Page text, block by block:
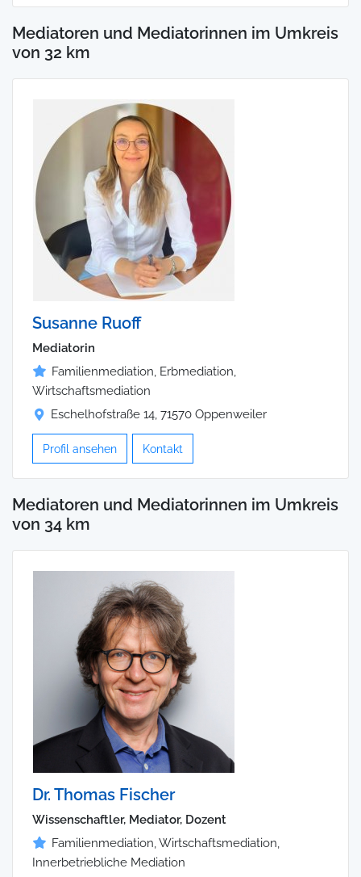
Mediatoren und Mediatorinnen im Umkreis
von 32 km
Susanne Ruoff
Mediatorin
Familienmediation, Erbmediation,
Wirtschaftsmediation
Eschelhofstraße 14, 71570 Oppenweiler
Profil ansehen Kontakt
Mediatoren und Mediatorinnen im Umkreis
von 34 km
Dr. Thomas Fischer
Wissenschaftler, Mediator, Dozent
Familienmediation, Wirtschaftsmediation,
Innerbetriebliche Mediation